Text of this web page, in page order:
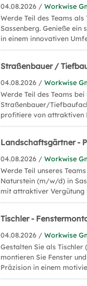
04.08.2026 /Workwise
Werde Teil des Teams
Sassenberg. Genieße
in einem innovativen
Straßenbauer /
04.08.2026 /Workwise
Werde Teil des Teams
Straßenbauer/
profitiere von attraktiven
Landschaftsgärtner -
04.08.2026 /Workwise
Werde Teil unseres
Naturstein (m/w/d) in
mit attraktiver Vergütung
Tischler -
04.08.2026 /Workwise
Gestalten Sie als
montieren Sie Fenster
Präzision in einem